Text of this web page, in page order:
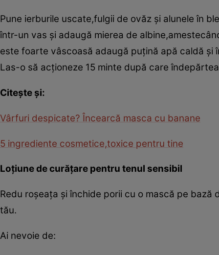
Pune ierburile uscate,fulgii de ovăz şi alunele în
într-un vas şi adaugă mierea de
este foarte vâscoasă adaugă puţină apă caldă
Las-o să acţioneze 15 minte după care
Citeşte şi:
Vârfuri despicate? Încearcă masca cu banane
5 ingrediente cosmetice,toxice pentru tine
Loţiune de curăţare pentru tenul sensibil
Redu roşeaţa şi închide porii cu o mască pe
tău.
Ai nevoie de: